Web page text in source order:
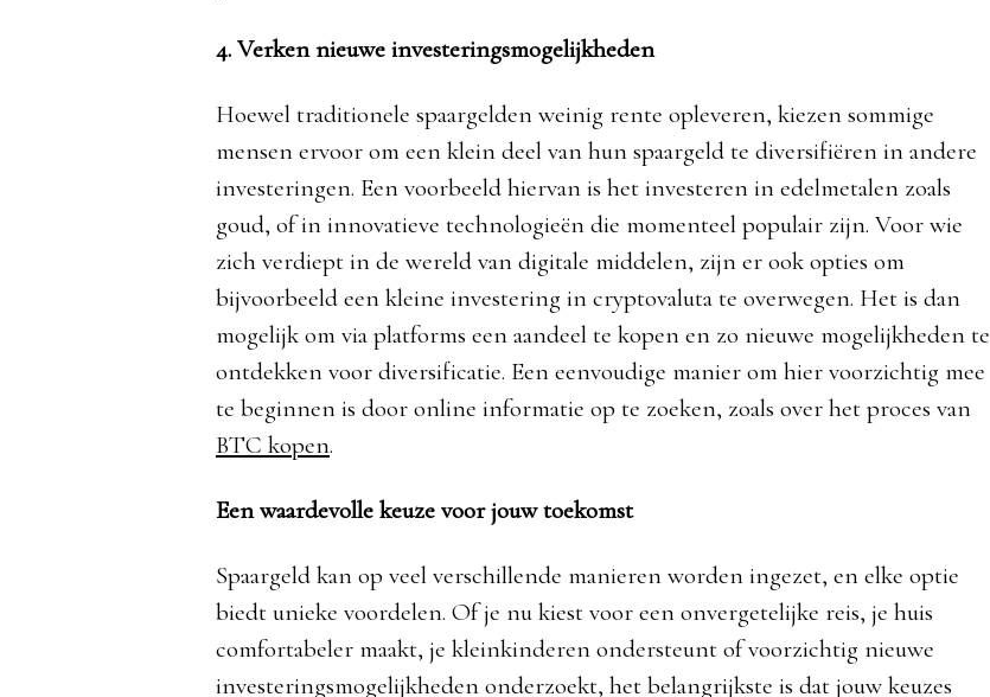
4. Verken nieuwe investeringsmogelijkheden
Hoewel traditionele spaargelden weinig rente opleveren, kiezen sommige
mensen ervoor om een klein deel van hun spaargeld te diversifiëren in andere
investeringen. Een voorbeeld hiervan is het investeren in edelmetalen zoals
goud, of in innovatieve technologieën die momenteel populair zijn. Voor wie
zich verdiept in de wereld van digitale middelen, zijn er ook opties om
bijvoorbeeld een kleine investering in cryptovaluta te overwegen. Het is dan
mogelijk om via platforms een aandeel te kopen en zo nieuwe mogelijkheden te
ontdekken voor diversificatie. Een eenvoudige manier om hier voorzichtig mee
te beginnen is door online informatie op te zoeken, zoals over het proces van
BTC kopen.
Een waardevolle keuze voor jouw toekomst
Spaargeld kan op veel verschillende manieren worden ingezet, en elke optie
biedt unieke voordelen. Of je nu kiest voor een onvergetelijke reis, je huis
comfortabeler maakt, je kleinkinderen ondersteunt of voorzichtig nieuwe
investeringsmogelijkheden onderzoekt, het belangrijkste is dat jouw keuzes